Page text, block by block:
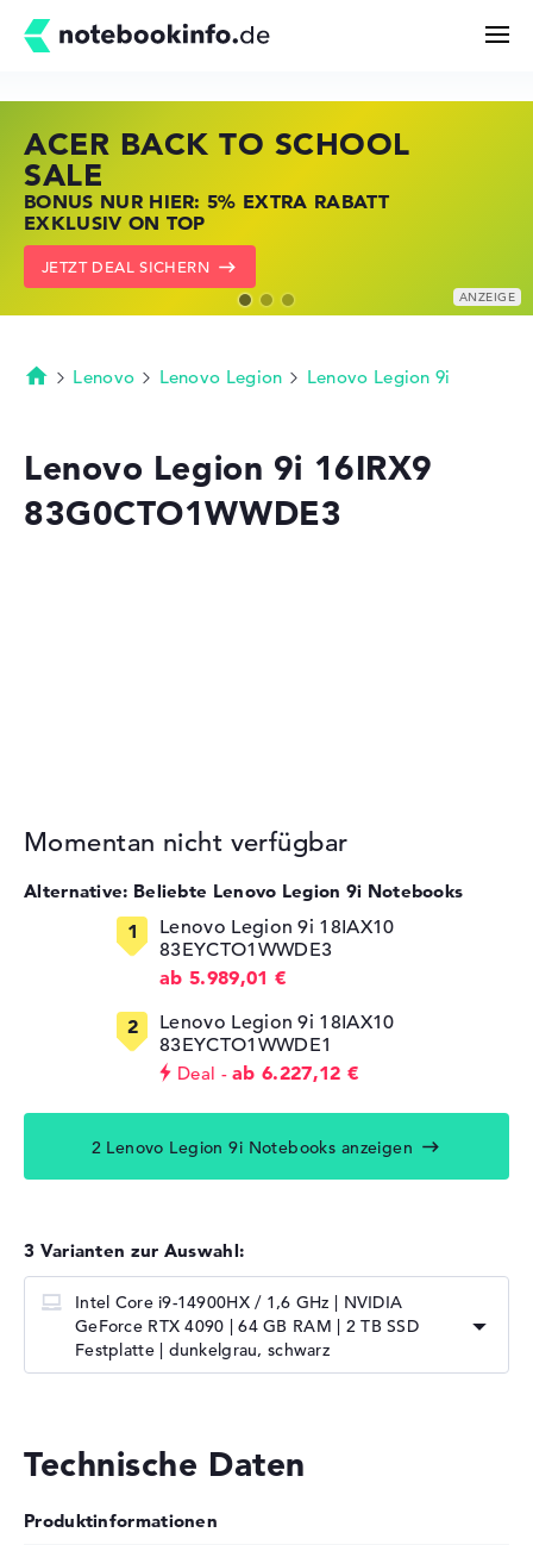
Kaufberatung
Technik & Wissen
Deals
Merkzettel
ACER BACK TO SCHOOL
SALE
BONUS NUR HIER: 5% EXTRA RABATT
EXKLUSIV ON TOP
JETZT DEAL SICHERN
HP STORE SSV DEALS
JETZT ZUGREIFEN: NOTEBOOKS BEI HP
KRÄFTIG REDUZIERT
ZU DEN HP ANGEBOTEN
LENOVO LAPTOP DEALS
NOTEBOOKS BEI LENOVO JETZT
KRÄFTIG REDUZIERT
LENOVO DEALS ZEIGEN
Startseite
Lenovo Lenovo Legion Lenovo Legion 9i
Lenovo Legion 9i 16IRX9
83G0CTO1WWDE3
Momentan nicht verfügbar
Alternative: Beliebte Lenovo Legion 9i Notebooks
Lenovo Legion 9i 18IAX10
83EYCTO1WWDE3
ab 5.989,01 €
Lenovo Legion 9i 18IAX10
83EYCTO1WWDE1
Deal ab 6.227,12 €
2 Lenovo Legion 9i Notebooks anzeigen
3 Varianten zur Auswahl:
Intel Core i9-14900HX / 1,6 GHz | NVIDIA
GeForce RTX 4090 | 64 GB RAM | 2 TB SSD
Festplatte | dunkelgrau, schwarz
Technische Daten
Produktinformationen